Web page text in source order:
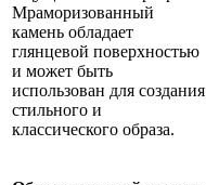
Мраморизованный
камень обладает
глянцевой поверхностью
и может быть
использован для создания
стильного и
классического образа.